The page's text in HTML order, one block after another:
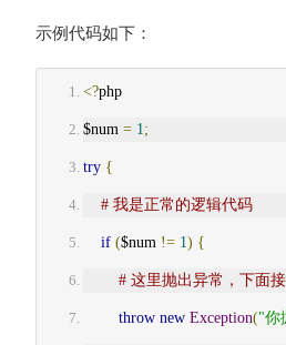
示例代码如下：
<?php
$num = 1 ;
try {
# 我是正常的逻辑代码
if ($num != 1) {
# 这里抛出异常，下面
throw new Exception("你